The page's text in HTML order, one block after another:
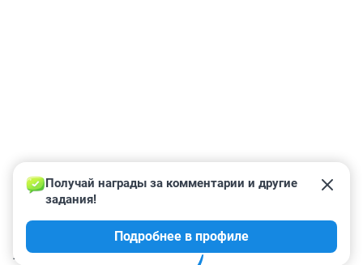
КОММЕНТАРИИ 21
Получай награды за комментарии и другие
задания!
Подробнее в профиле